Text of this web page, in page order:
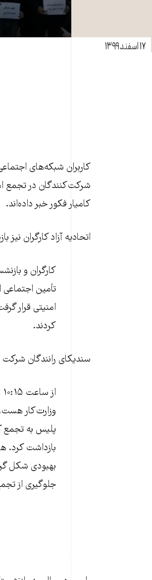
۱۷ اسفند ۱۳۹۹
کاربران شبکه‌های
شرکت‌کنندگان در تجمع
کامیار فکور خبر داده‌اند.
اتحادیه آزاد کارگران
کارگران و
تأمین
امنیتی قرار
کردند.
سندیکای رانندگان شرکت
پلیس به تجمع
بازداشت کرد.
بهبودی شکل
جلوگیری از